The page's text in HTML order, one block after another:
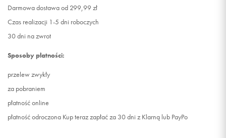
Darmowa dostawa od 299,99 zł
Czas realizacji 1-5 dni roboczych
30 dni na zwrot
Sposoby płatności:
przelew zwykły
za pobraniem
płatność online
płatność odroczona Kup teraz zapłać za 30 dni z Klarną lub PayPo